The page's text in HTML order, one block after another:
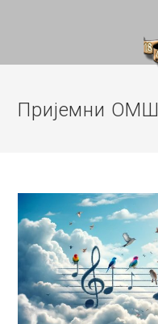
Пријемни ОМШ